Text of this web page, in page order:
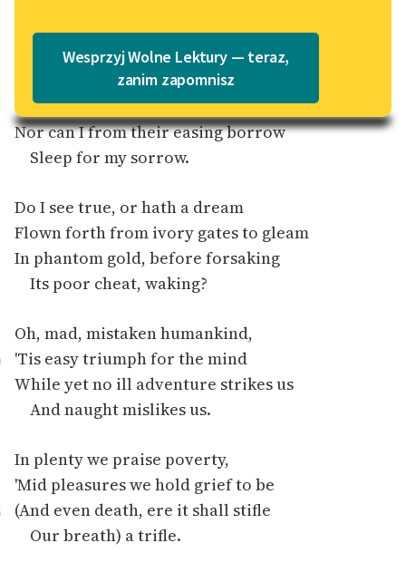
Lektury szkolne i klasyka
literatury do słuchania dla
uczennic i uczniów z
niepełnosprawnościami
szkolnych i literatury do
słuchania dla uczennic i
uczniów z
niepełnosprawnościami
Popularyzacja
skandynawskiej literatury
feministycznej
Ręce pełne poezji
twórców przechodzących
do domeny publicznej,
lektur szkolnych oraz
Starego Testamentu
Katalog w formacie PDF
Wesprzyj Wolne Lektury — teraz,
zanim zapomnisz
Misfortune hath constrainèd me
To leave the lute and poetry,
Nor can I from their easing borrow
Sleep for my sorrow.
Do I see true, or hath a dream
Flown forth from ivory gates to gleam
In phantom gold, before forsaking
Its poor cheat, waking?
Oh, mad, mistaken humankind,
'Tis easy triumph for the mind
While yet no ill adventure strikes us
And naught mislikes us.
In plenty we praise poverty,
'Mid pleasures we hold grief to be
(And even death, ere it shall stifle
Our breath) a trifle.